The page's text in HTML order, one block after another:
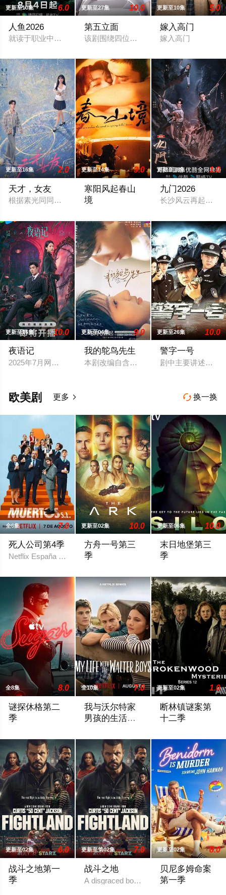
更新至10集 6.0
人鱼2026
就读于职业中学培训部的花季女生苏琳（黄杨钿甜 饰），虽自
更新至27集 10.0
第五立面
该剧围绕四位建筑师展开，讲述了他们在
更新至10集 5.0
嫁入高门
嫁入高门
更新至16集 2.0
天才，女友
根据素光同同名小说改编。江逾白长大以后，林知夏忽然对他
更新至14集 3.0
寒阳风起春山
境
更新至18集 1.0
九门2026
长沙风云再起之时
更新至16集 10.0
夜语记
2025年7月网络剧备案当代 都市 海南越酷文化传媒有限公司
更新至04集 9.0
我的鸵鸟先生
本剧改编自含胭的同名小说，讲述了邻家
更新至26集 10.0
警字一号
剧中主要讲述了以
 换一换
欧美剧 更多 
全6集 7.0
死人公司第4季
Netflix España ha publicado en redes sociales una foto en el set
更新至02集 10.0
方舟一号第三
季
更新至06集 10.0
末日地堡第三
季
全8集 8.0
谜探休格第二
季
全10集 7.0
我与沃尔特家
男孩的生活第
更新至02集 1.0
断林镇谜案第
十二季
更新至02集 6.0
战斗之地第一
季
更新至第02集 7.0
战斗之地
A disgraced boxing champion is released
更新至02集 8.0
贝尼多姆命案
第一季